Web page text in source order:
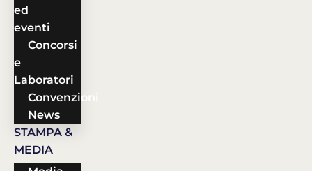
ed
eventi
Concorsi
e
Laboratori
Convenzioni
News
STAMPA &
MEDIA